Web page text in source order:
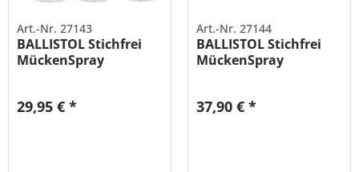
Art.-Nr. 27143
BALLISTOL Stichfrei
MückenSpray
29,95 € *
Art.-Nr. 27144
BALLISTOL Stichfrei
MückenSpray
37,90 € *